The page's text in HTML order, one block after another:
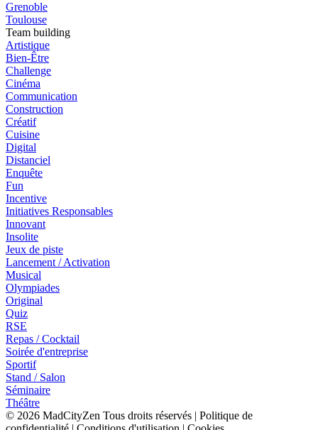
Grenoble
Toulouse
Team building
Artistique
Bien-Être
Challenge
Cinéma
Communication
Construction
Créatif
Cuisine
Digital
Distanciel
Enquête
Fun
Incentive
Initiatives Responsables
Innovant
Insolite
Jeux de piste
Lancement / Activation
Musical
Olympiades
Original
Quiz
RSE
Repas / Cocktail
Soirée d'entreprise
Sportif
Stand / Salon
Séminaire
Théâtre
© 2026 MadCityZen Tous droits réservés | Politique de